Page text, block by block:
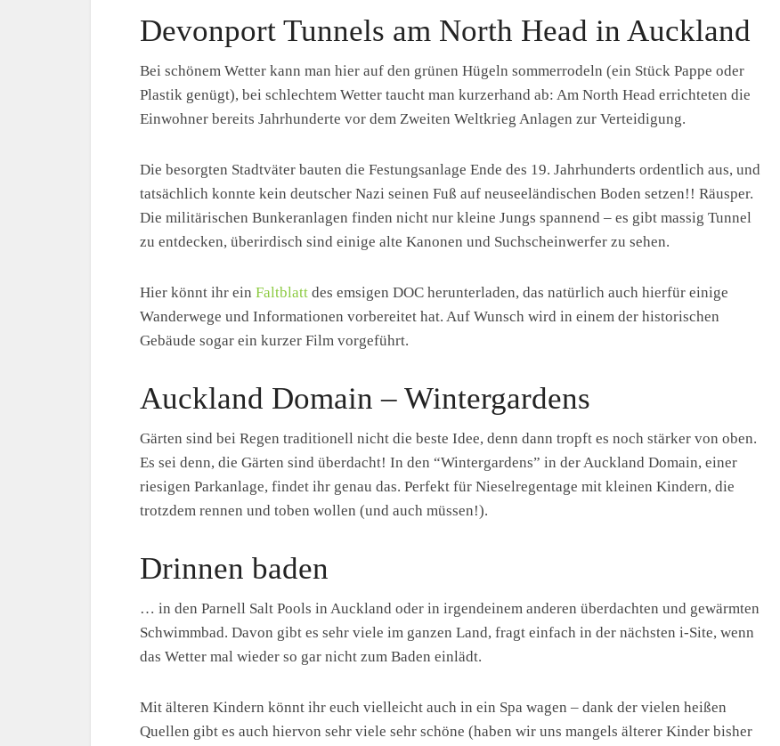
Devonport Tunnels am North Head in Auckland
Bei schönem Wetter kann man hier auf den grünen Hügeln sommerrodeln (ein Stück Pappe oder
Plastik genügt), bei schlechtem Wetter taucht man kurzerhand ab: Am North Head errichteten die
Einwohner bereits Jahrhunderte vor dem Zweiten Weltkrieg Anlagen zur Verteidigung.
Die besorgten Stadtväter bauten die Festungsanlage Ende des 19. Jahrhunderts ordentlich aus, und
tatsächlich konnte kein deutscher Nazi seinen Fuß auf neuseeländischen Boden setzen!! Räusper.
Die militärischen Bunkeranlagen finden nicht nur kleine Jungs spannend – es gibt massig Tunnel
zu entdecken, überirdisch sind einige alte Kanonen und Suchscheinwerfer zu sehen.
Hier könnt ihr ein Faltblatt des emsigen DOC herunterladen, das natürlich auch hierfür einige
Wanderwege und Informationen vorbereitet hat. Auf Wunsch wird in einem der historischen
Gebäude sogar ein kurzer Film vorgeführt.
Auckland Domain – Wintergardens
Gärten sind bei Regen traditionell nicht die beste Idee, denn dann tropft es noch stärker von oben.
Es sei denn, die Gärten sind überdacht! In den “Wintergardens” in der Auckland Domain, einer
riesigen Parkanlage, findet ihr genau das. Perfekt für Nieselregentage mit kleinen Kindern, die
trotzdem rennen und toben wollen (und auch müssen!).
Drinnen baden
… in den Parnell Salt Pools in Auckland oder in irgendeinem anderen überdachten und gewärmten
Schwimmbad. Davon gibt es sehr viele im ganzen Land, fragt einfach in der nächsten i-Site, wenn
das Wetter mal wieder so gar nicht zum Baden einlädt.
Mit älteren Kindern könnt ihr euch vielleicht auch in ein Spa wagen – dank der vielen heißen
Quellen gibt es auch hiervon sehr viele sehr schöne (haben wir uns mangels älterer Kinder bisher